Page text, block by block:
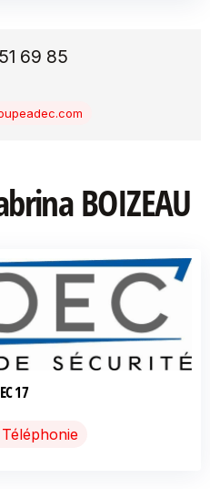
69 85
BOIZEAU
17